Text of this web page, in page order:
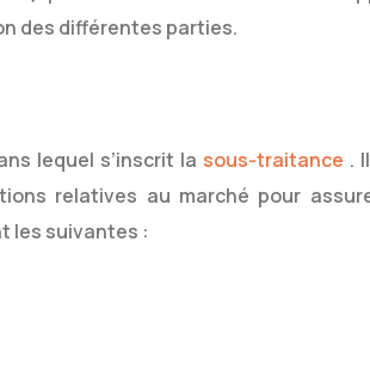
des différentes parties.
lequel s’inscrit la sous-traitance .
relatives au marché pour
les suivantes :